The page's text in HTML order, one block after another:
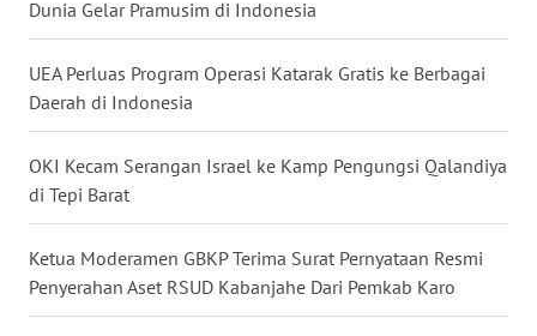
Dunia Gelar Pramusim di Indonesia
UEA Perluas Program Operasi Katarak Gratis ke Berbagai
Daerah di Indonesia
OKI Kecam Serangan Israel ke Kamp Pengungsi Qalandiya
di Tepi Barat
Ketua Moderamen GBKP Terima Surat Pernyataan Resmi
Penyerahan Aset RSUD Kabanjahe Dari Pemkab Karo
WN
WN
JATIM
WN
BALI
WN
KALBAR